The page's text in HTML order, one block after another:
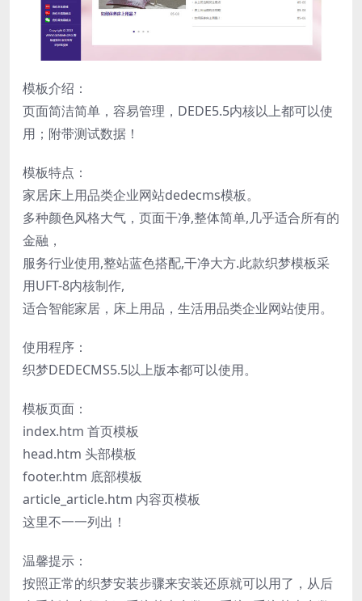
模板介绍：
页面简洁简单，容易管理，DEDE5.5内核以上都可以使
用；附带测试数据！
模板特点：
家居床上用品类企业网站dedecms模板。
多种颜色风格大气，页面干净,整体简单,几乎适合所有的
金融，
服务行业使用,整站蓝色搭配,干净大方.此款织梦模板采
用UFT-8内核制作,
适合智能家居，床上用品，生活用品类企业网站使用。
使用程序：
织梦DEDECMS5.5以上版本都可以使用。
模板页面：
index.htm 首页模板
head.htm 头部模板
footer.htm 底部模板
article_article.htm 内容页模板
这里不一一列出！
温馨提示：
按照正常的织梦安装步骤来安装还原就可以用了，从后